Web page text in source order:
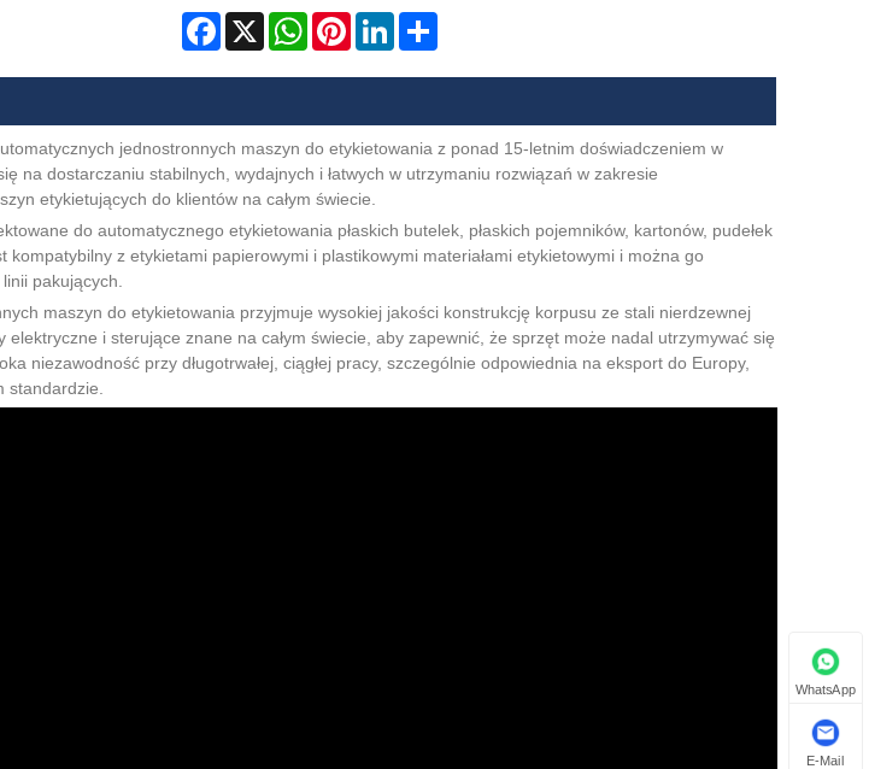
Facebook
X WhatsAppPinterestLinkedInShare
jednostronnych maszyn do etykietowania z ponad 15-letnim doświadczeniem w
na dostarczaniu stabilnych, wydajnych i łatwych w utrzymaniu rozwiązań w zakresie
etykietujących do klientów na całym świecie.
do automatycznego etykietowania płaskich butelek, płaskich pojemników, kartonów, pudełek
kompatybilny z etykietami papierowymi i plastikowymi materiałami etykietowymi i można go
pakujących.
maszyn do etykietowania przyjmuje wysokiej jakości konstrukcję korpusu ze stali nierdzewnej
elektryczne i sterujące znane na całym świecie, aby zapewnić, że sprzęt może nadal utrzymywać się
niezawodność przy długotrwałej, ciągłej pracy, szczególnie odpowiednia na eksport do Europy,
standardzie.
WhatsApp
E-Mail